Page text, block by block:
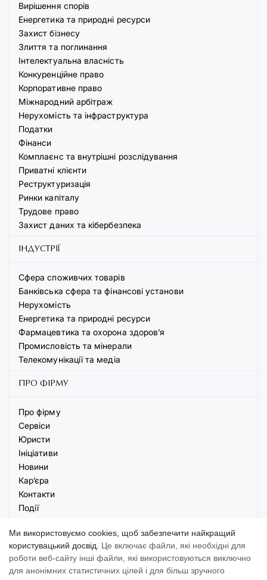
Вирішення спорів
Енергетика та природні ресурси
Захист бізнесу
Злиття та поглинання
Інтелектуальна власність
Конкуренційне право
Корпоративне право
Міжнародний арбітраж
Нерухомість та інфраструктура
Податки
Фінанси
Комплаєнс та внутрішні розслідування
Приватні клієнти
Реструктуризація
Ринки капіталу
Трудове право
Захист даних та кібербезпека
ІНДУСТРІЇ
Сфера споживчих товарів
Банківська сфера та фінансові установи
Нерухомість
Енергетика та природні ресурси
Фармацевтика та охорона здоров’я
Промисловість та мінерали
Телекомунікації та медіа
ПРО ФІРМУ
Про фірму
Сервіси
Юристи
Ініціативи
Новини
Кар’єра
Контакти
Події
Ми використовуємо cookies, щоб забезпечити найкращий
користувацький досвід.
Це включає файли, які необхідні для
роботи веб-сайту інші файли, які використовуються виключно
для анонімних статистичних цілей і для більш зручного